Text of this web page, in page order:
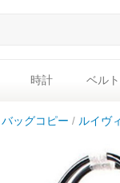
時計 ベルト
バッグコピー ルイヴ